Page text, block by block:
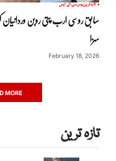
تازہ ترینروسسی آئی ایس
سزا
February 18, 2026
MORE
تازہ ترین